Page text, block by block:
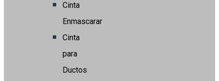
Cinta
Enmascarar
Cinta
para
Ductos